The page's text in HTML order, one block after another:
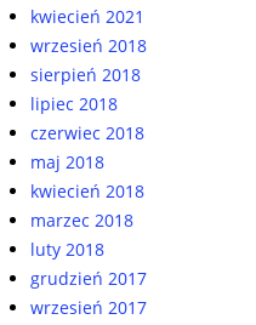
kwiecień 2021
wrzesień 2018
sierpień 2018
lipiec 2018
czerwiec 2018
maj 2018
kwiecień 2018
marzec 2018
luty 2018
grudzień 2017
wrzesień 2017